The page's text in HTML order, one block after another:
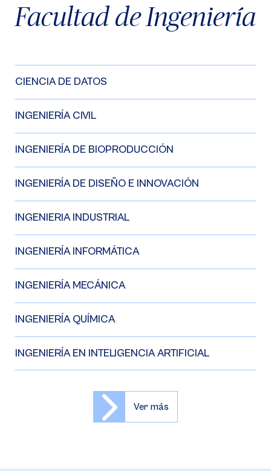
Facultad de Ingeniería
CIENCIA DE DATOS
INGENIERÍA CIVIL
INGENIERÍA DE BIOPRODUCCIÓN
INGENIERÍA DE DISEÑO E INNOVACIÓN
INGENIERIA INDUSTRIAL
INGENIERÍA INFORMÁTICA
INGENIERÍA MECÁNICA
INGENIERÍA QUÍMICA
INGENIERÍA EN INTELIGENCIA ARTIFICIAL
Ver más